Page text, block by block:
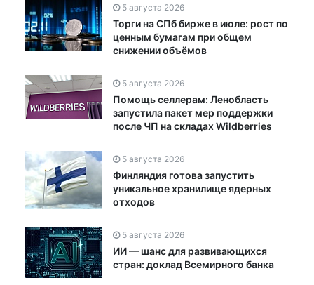
5 августа 2026
Торги на СПб бирже в июле: рост по
ценным бумагам при общем
снижении объёмов
5 августа 2026
Помощь селлерам: Ленобласть
запустила пакет мер поддержки
после ЧП на складах Wildberries
5 августа 2026
Финляндия готова запустить
уникальное хранилище ядерных
отходов
5 августа 2026
ИИ — шанс для развивающихся
стран: доклад Всемирного банка